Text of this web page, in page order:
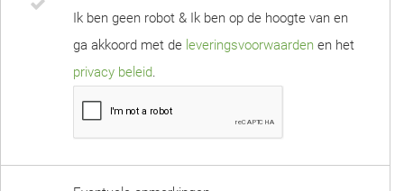
Ik ben geen robot & Ik ben op de hoogte van en
ga akkoord met de leveringsvoorwaarden en het
privacy beleid.